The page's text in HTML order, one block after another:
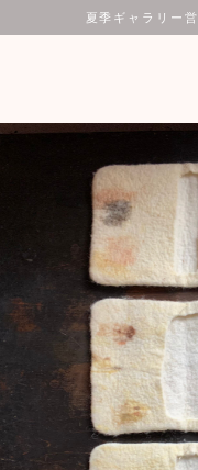
夏季ギャラリー